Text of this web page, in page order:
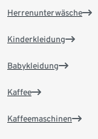
Herrenunterwäsche
Kinderkleidung
Babykleidung
Kaffee
Kaffeemaschinen